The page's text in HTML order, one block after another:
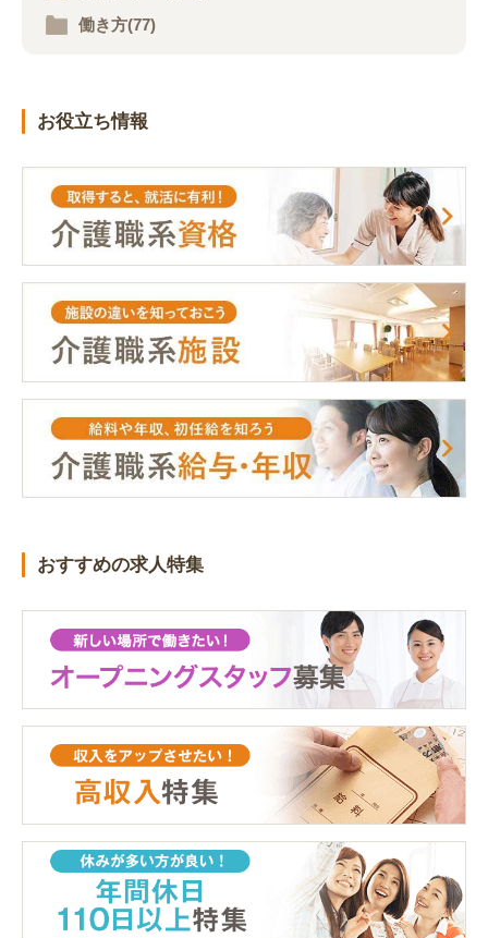
働き方(77)
お役立ち情報
おすすめの求人特集